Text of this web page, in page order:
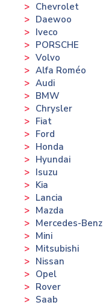
Chevrolet
Daewoo
Iveco
PORSCHE
Volvo
Alfa Roméo
Audi
BMW
Chrysler
Fiat
Ford
Honda
Hyundai
Isuzu
Kia
Lancia
Mazda
Mercedes-Benz
Mini
Mitsubishi
Nissan
Opel
Rover
Saab